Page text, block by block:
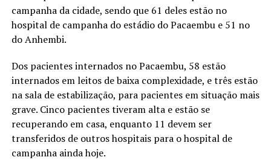
campanha da cidade, sendo que 61 deles estão no
hospital de campanha do estádio do Pacaembu e 51 no
do Anhembi.
Dos pacientes internados no Pacaembu, 58 estão
internados em leitos de baixa complexidade, e três estão
na sala de estabilização, para pacientes em situação mais
grave. Cinco pacientes tiveram alta e estão se
recuperando em casa, enquanto 11 devem ser
transferidos de outros hospitais para o hospital de
campanha ainda hoje.